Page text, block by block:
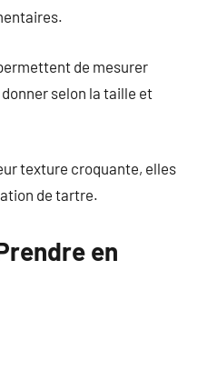
de mesurer
selon la taille et
texture croquante, elles
de tartre.
en